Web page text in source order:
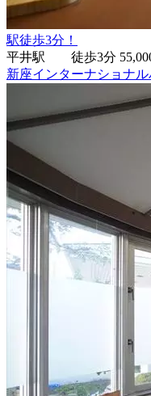
駅徒歩3分！
平井駅 徒歩3分
新座インターナショナル